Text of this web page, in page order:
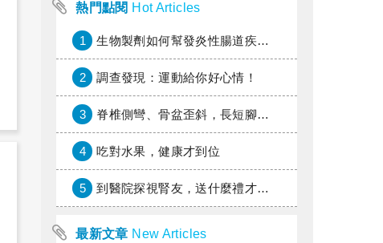
熱門點閱 Hot Articles
1 生物製劑如何幫發炎性腸道疾病患者抗潰瘍？治療進展與健保給付困境一次看
2 調查發現：運動給你好心情！
3 脊椎側彎、骨盆歪斜，長短腳惹的禍？
4 吃對水果，健康才到位
5 到醫院探視腎友，送什麼禮才好？
最新文章 New Articles